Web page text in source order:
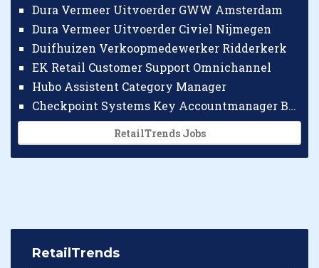
Dura Vermeer Uitvoerder GWW Amsterdam
Dura Vermeer Uitvoerder Civiel Nijmegen
Duifhuizen Verkoopmedewerker Ridderkerk
EK Retail Customer Support Omnichannel
Hubo Assistent Category Manager
Checkpoint Systems Key Accountmanager Benelux
RetailTrends Jobs
RetailTrends